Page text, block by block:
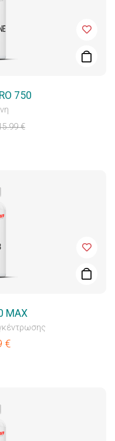
750
€
MAX
€